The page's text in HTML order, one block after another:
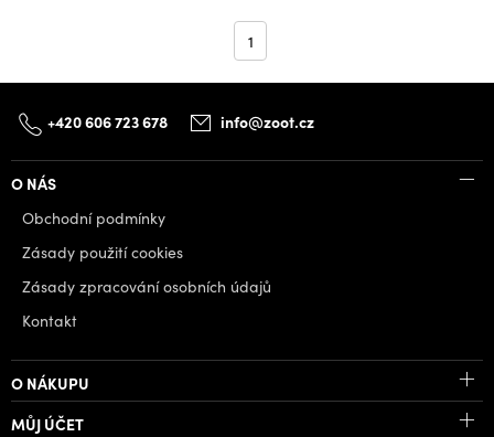
1
+420 606 723 678 info@zoot.cz
O NÁS
Obchodní podmínky
Zásady použití cookies
Zásady zpracování osobních údajů
Kontakt
O NÁKUPU
MŮJ ÚČET